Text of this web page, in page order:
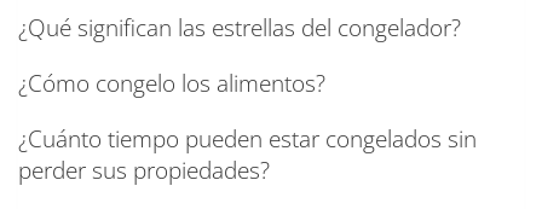
¿Qué significan las estrellas del congelador?
¿Cómo congelo los alimentos?
¿Cuánto tiempo pueden estar congelados sin
perder sus propiedades?